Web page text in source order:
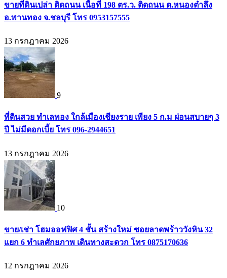
ขายที่ดินเปล่า ติดถนน เนื้อที่ 198 ตร.ว. ติดถนน ต.หนองตำลึง
อ.พานทอง จ.ชลบุรี โทร 0953157555
13 กรกฎาคม 2026
9
ที่ดินสวย ทำเลทอง ใกล้เมืองเชียงราย เพียง 5 ก.ม ผ่อนสบายๆ 3
ปี ไม่มีดอกเบี้ย โทร 096-2944651
13 กรกฎาคม 2026
10
ขาย/เช่า โฮมออฟฟิศ 4 ชั้น สร้างใหม่ ซอยลาดพร้าววังหิน 32
แยก 6 ทำเลศักยภาพ เดินทางสะดวก โทร 0875170636
12 กรกฎาคม 2026